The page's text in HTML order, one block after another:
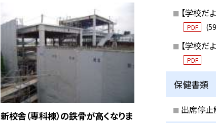
新校舎（専科棟）の鉄骨が高くなりま
【学校だ
PDF
【学校だ
PDF
保健書類
出席停止